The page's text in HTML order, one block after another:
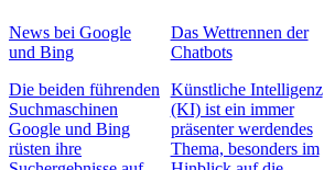
News bei Google
und Bing
Die beiden führenden
Suchmaschinen
Google und Bing
rüsten ihre
Das Wettrennen der
Chatbots
Künstliche Intelligenz
(KI) ist ein immer
präsenter werdendes
Thema, besonders im